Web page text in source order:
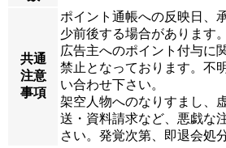
共通
注意
事項
ポイント通帳への反映日、
少前後する場合があります。
広告主へのポイント付与に
禁止となっております。不
い合わせ下さい。
架空人物へのなりすまし、
送・資料請求など、悪戯な
さい。発覚次第、即退会処